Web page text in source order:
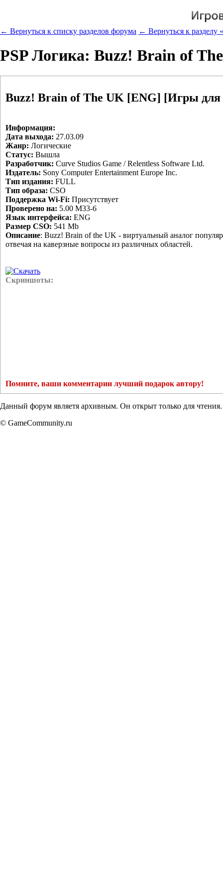
← Вернуться к списку разделов форума ← Вернуться к разделу
PSP Логика: Buzz! Brain of
Buzz! Brain of The UK [ENG] [Игры для
Информация:
Дата выхода: 27.03.09
Жанр: Логические
Статус: Вышла
Разработчик: Curve Studios Game / Relentless Software Ltd.
Издатель: Sony Computer Entertainment Europe Inc.
Тип издания: FULL
Тип образа: CSO
Поддержка Wi-Fi: Присутствует
Проверено на: 5.00 М33-6
Язык интерфейса: ENG
Размер CSO: 541 Mb
Описание: Buzz! Brain of the UK - виртуальный аналог
отвечая на каверзные вопросы из различных областей.
Скачать
Скриншоты:
Помните, ваши комментарии лучший подарок автору!
Данный форум являетя архивным. Он открыт только для чтения.
© GameCommunity.ru